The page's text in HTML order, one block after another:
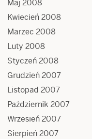
Maj 2008
Kwiecień 2008
Marzec 2008
Luty 2008
Styczeń 2008
Grudzień 2007
Listopad 2007
Październik 2007
Wrzesień 2007
Sierpień 2007